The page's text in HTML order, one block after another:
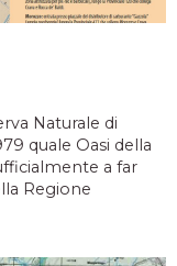
Naturale di
quale Oasi della
a far
Regione